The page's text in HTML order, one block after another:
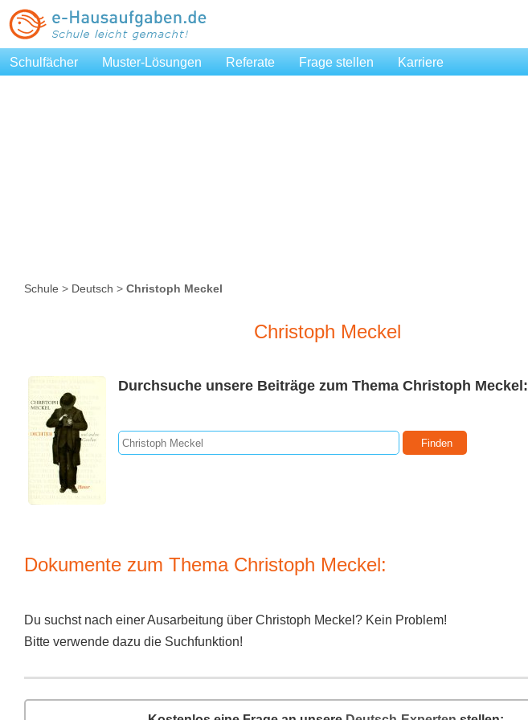
Schulfächer Muster-Lösungen Referate Frage stellen Karriere
Schule > Deutsch > Christoph Meckel
Christoph Meckel
Durchsuche unsere Beiträge zum Thema Christoph Meckel:
Dokumente zum Thema Christoph Meckel:
Du suchst nach einer Ausarbeitung über Christoph Meckel? Kein Problem!
Bitte verwende dazu die Suchfunktion!